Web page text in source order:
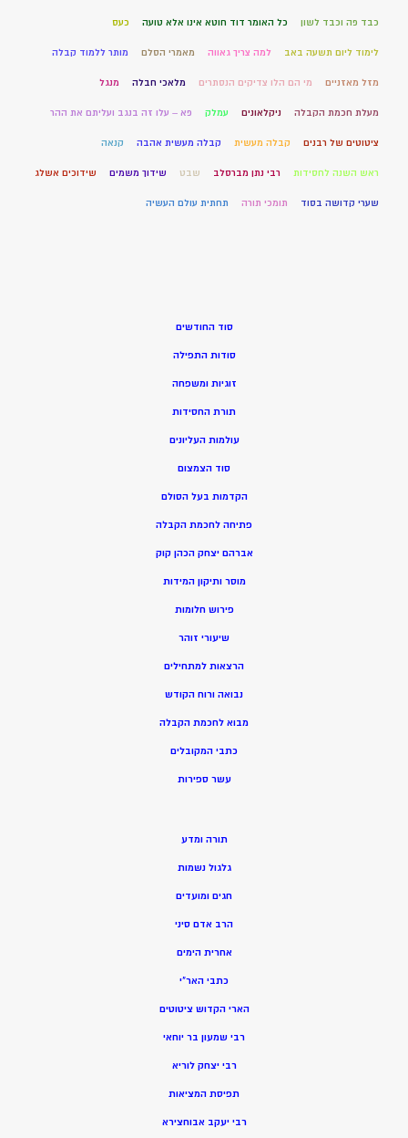
כבד פה וכבד לשון כל האומר דוד חוטא אינו אלא טועה כעס
לימוד ליום תשעה באב למה צריך גאווה מאמרי הסלם מותר ללמוד קבלה
מזל מאזניים מי הם הלו צדיקים הנסתרים מלאכי חבלה מנגל
מעלת חכמת הקבלה ניקלאונים עמלק פא – עלו זה בנגב ועליתם את ההר
ציטוטים של רבנים קבלה מעשית קבלה מעשית אהבה קנאה
ראש השנה לחסידות רבי נתן מברסלב שבט שידוך משמים שידוכים אשלג
שערי קדושה בסוד תומכי תורה תחתית עולם העשיה
סוד החודשים
סודות התפילה
זוגיות ומשפחה
תורת החסידות
עולמות העליונים
סוד הצמצום
הקדמות בעל הסולם
פתיחה לחכמת הקבלה
אברהם יצחק הכהן קוק
מוסר ותיקון המידות
פירוש חלומות
שיעורי זוהר
הרצאות למתחילים
נבואה ורוח הקודש
מבוא לחכמת הקבלה
כתבי המקובלים
עשר ספירות
תורה ומדע
גלגול נשמות
חגים ומועדים
הרב אדם סיני
אחרית הימים
כתבי האר”י
הארי הקדוש ציטוטים
רבי שמעון בר יוחאי
רבי יצחק לוריא
תפיסת המציאות
רבי יעקב אבוחצירא